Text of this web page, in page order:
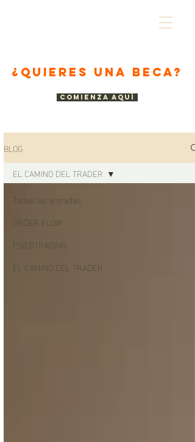
¿quieres una beca?
COMIENZA AQUÍ
BLOG
Todas las entradas
ORDER FLOW
PSICOTRADING
EL CAMINO DEL TRADER
EL CAMINO DEL TRADER